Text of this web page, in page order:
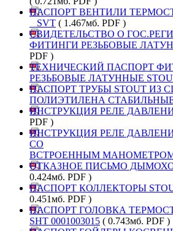
ПАСПОРТ ВЕНТИЛИ
_ SVT ( 1.467мб. PDF )
СВИДЕТЕЛЬСТВО О
ФИТИНГИ РЕЗЬБОВЫЕ
PDF )
ТЕХНИЧЕСКИЙ ПАСПОРТ
РЕЗЬБОВЫЕ ЛАТУННЫЕ
ПАСПОРТ ТРУБЫ STOUT ИЗ
ПОЛИЭТИЛЕНА
ИНСТРУКЦИЯ РЕЛЕ
PDF )
ИНСТРУКЦИЯ РЕЛЕ
СО
ВСТРОЕННЫМ
ОТКАЗНОЕ ПИСЬМО
0.424мб. PDF )
ПАСПОРТ КОЛЛЕКТОРЫ
0.451мб. PDF )
ПАСПОРТ ГОЛОВКА
SHT 0001003015 ( 0.743мб. PDF )